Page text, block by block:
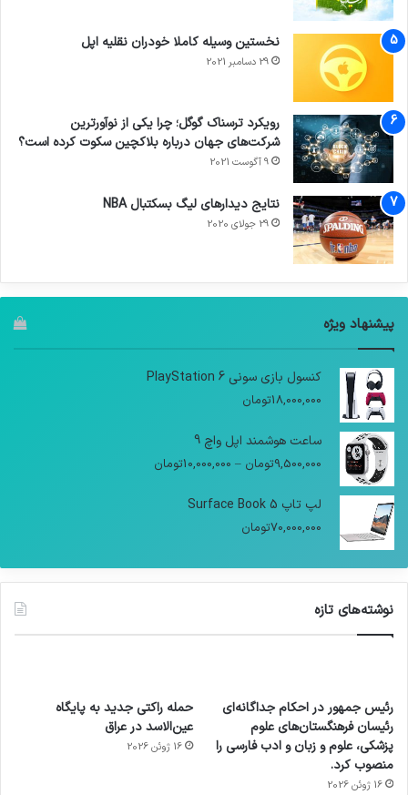
نخستین وسیله کاملا خودران نقلیه اپل
29 دسامبر 2021
رویکرد ترسناک گوگل؛ چرا یکی از نوآورترین
شرکت‌های جهان درباره بلاکچین سکوت کرده است؟
9 آگوست 2021
نتایج دیدار‌های لیگ بسکتبال NBA
29 جولای 2020
پیشنهاد ویژه
کنسول بازی سونی PlayStation 6
18,000,000تومان
ساعت هوشمند اپل واچ 9
9,500,000تومان –
10,000,000تومان
لپ تاپ Surface Book 5
70,000,000تومان
نوشته‌های تازه
رئیس جمهور در احکام جداگانه‌ای
رئیسان فرهنگستان‌های علوم
پزشکی، علوم و زبان و ادب فارسی را
منصوب کرد.
16 ژوئن 2026
حمله راکتی جدید به پایگاه
عین‌الاسد در عراق
16 ژوئن 2026